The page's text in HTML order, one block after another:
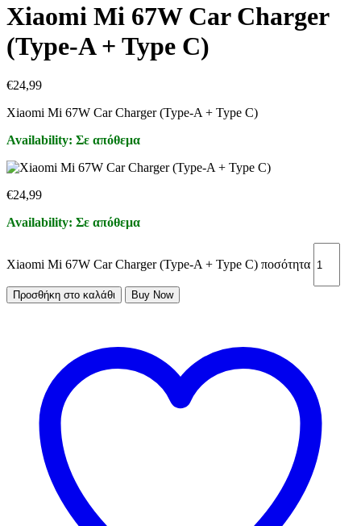
Xiaomi Mi 67W Car Charger
(Type-A + Type C)
€24,99
Xiaomi Mi 67W Car Charger (Type-A + Type C)
Availability: Σε απόθεμα
€24,99
Availability: Σε απόθεμα
Xiaomi Mi 67W Car Charger (Type-A + Type C) ποσότητα
Προσθήκη στο καλάθι Buy Now